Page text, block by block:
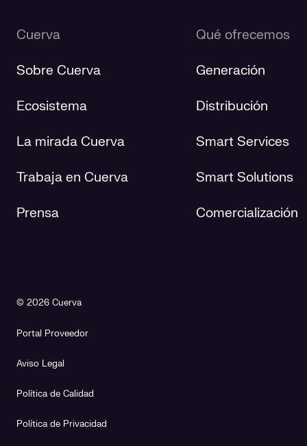
Cuerva
Sobre Cuerva
Ecosistema
La mirada Cuerva
Trabaja en Cuerva
Prensa
Qué ofrecemos
Generación
Distribución
Smart Services
Smart Solutions
Comercialización
© 2026 Cuerva
Portal Proveedor
Aviso Legal
Política de Calidad
Política de Privacidad